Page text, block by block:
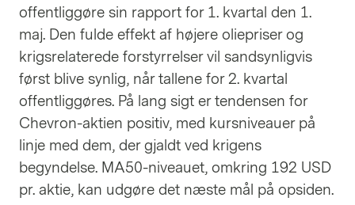
offentliggøre sin rapport for 1. kvartal den 1.
maj. Den fulde effekt af højere oliepriser og
krigsrelaterede forstyrrelser vil sandsynligvis
først blive synlig, når tallene for 2. kvartal
offentliggøres. På lang sigt er tendensen for
Chevron-aktien positiv, med kursniveauer på
linje med dem, der gjaldt ved krigens
begyndelse. MA50-niveauet, omkring 192 USD
pr. aktie, kan udgøre det næste mål på opsiden.